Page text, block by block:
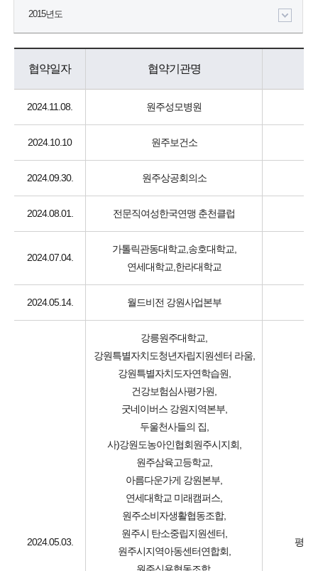
2015년도
협약일자 협약기관명
2024.11.08. 원주성모병원
2024.10.10 원주보건소
2024.09.30. 원주상공회의소
2024.08.01. 전문직여성한국연맹 춘천클럽
2024.07.04.
가톨릭관동대학교,송호대학교,
연세대학교,한라대학교
2024.05.14. 월드비전 강원사업본부
2024.05.03.
강릉원주대학교,
강원특별자치도청년자립지원센터 라움,
강원특별자치도자연학습원,
건강보험심사평가원,
굿네이버스 강원지역본부,
두울천사들의 집,
사)강원도농아인협회원주시지회,
원주삼육고등학교,
아름다운가게 강원본부,
연세대학교 미래캠퍼스,
원주소비자생활협동조합,
원주시 탄소중립지원센터,
원주시지역아동센터연합회,
평생